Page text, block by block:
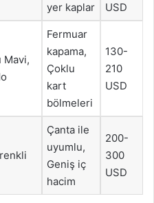
yer kaplar
USD
Mavi,
Fermuar
kapama,
Çoklu
kart
bölmeleri
130-
210
USD
Çanta ile
uyumlu,
Geniş iç
hacim
200-
300
USD